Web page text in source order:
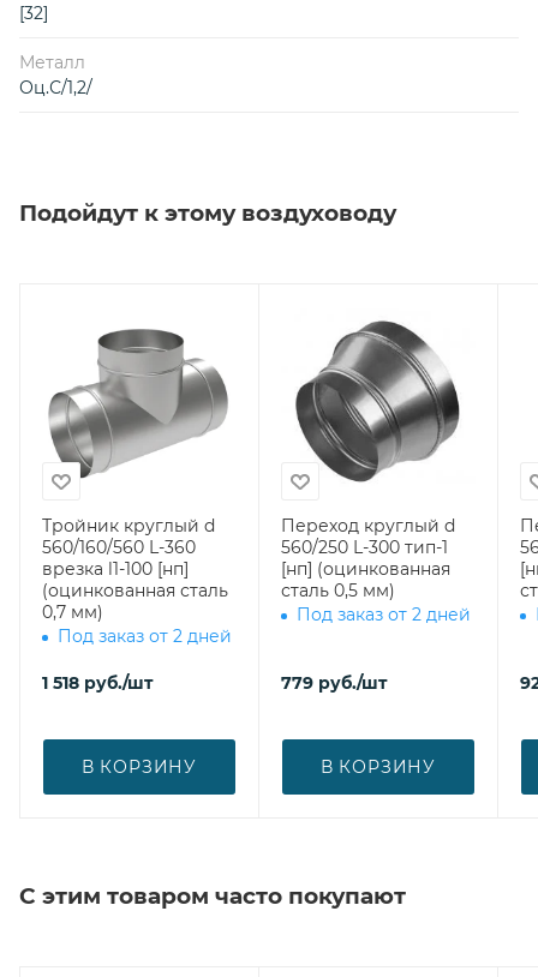
[32]
Металл
Оц.С/1,2/
Подойдут к этому воздуховоду
Тройник круглый d
560/160/560 L-360
врезка l1-100 [нп]
(оцинкованная сталь
0,7 мм)
Под заказ от 2 дней
1 518 руб./шт
В КОРЗИНУ
Переход круглый d
560/250 L-300 тип-1
[нп] (оцинкованная
сталь 0,5 мм)
Под заказ от 2 дней
779 руб./шт
В КОРЗИНУ
С этим товаром часто покупают